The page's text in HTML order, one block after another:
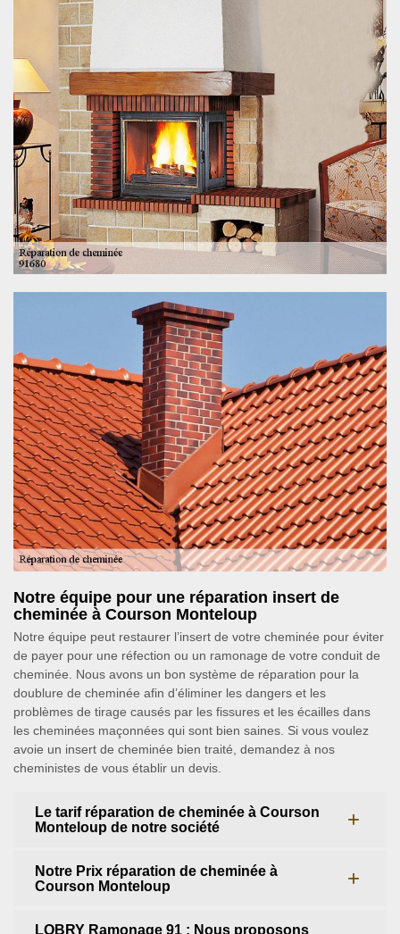
Notre équipe pour une réparation insert de
cheminée à Courson Monteloup
Notre équipe peut restaurer l’insert de votre cheminée pour éviter
de payer pour une réfection ou un ramonage de votre conduit de
cheminée. Nous avons un bon système de réparation pour la
doublure de cheminée afin d’éliminer les dangers et les
problèmes de tirage causés par les fissures et les écailles dans
les cheminées maçonnées qui sont bien saines. Si vous voulez
avoie un insert de cheminée bien traité, demandez à nos
cheministes de vous établir un devis.
Le tarif réparation de cheminée à Courson
Monteloup de notre société
Notre Prix réparation de cheminée à
Courson Monteloup
LOBRY Ramonage 91 : Nous proposons